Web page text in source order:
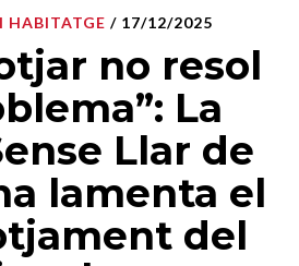
HABITATGE / 17/12/2025
no resol
La
Llar de
lamenta el
del